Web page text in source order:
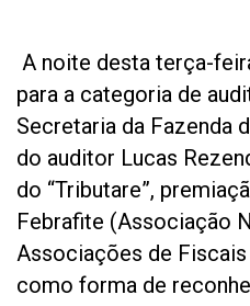
A noite desta terça-
para a categoria de
Secretaria da Fazenda
do auditor Lucas
do “Tributare”,
Febrafite (Associação
Associações de
como forma de